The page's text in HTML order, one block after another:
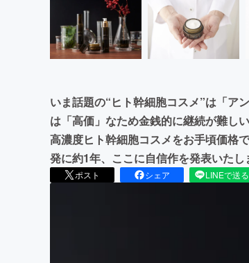
いま話題の“ヒト幹細胞コスメ”は「ア
は「高価」なため金銭的に継続が難し
高濃度ヒト幹細胞コスメをお手頃価格
発に約1年、ここに自信作を発表いたし
ポスト シェア LINEで送る